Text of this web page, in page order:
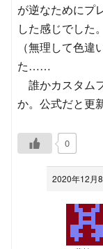
が逆なためにプ
した感じでした。
（無理して色
た……
誰かカスタム
か。公式だと更
0
2020年12月